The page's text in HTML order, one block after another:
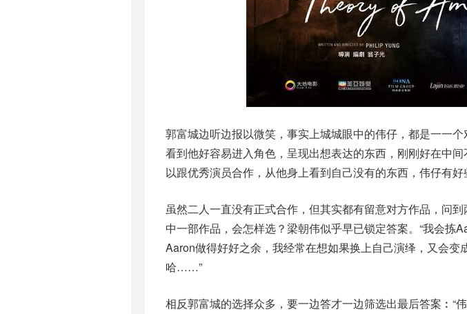
郭富城边听边报以微笑，事实上城城眼中的伟仔，都是一一
看到他好容易进入角色，呈现出想表达的东西，刚刚好在中
以跟优秀演员合作，从他身上看到自己没有的东西，伟仔有
虽然二人一直没有正式合作，但其实都有留意对方作品，问
中一部作品，会怎样选？梁朝伟似乎早已锁定答案。“我会拣
Aaron做得好好之余，我经常在想如果换上自己演绎，又会
哈……”
相反郭富城的选择众多，要一边答才一边筛选出最后答案︰“